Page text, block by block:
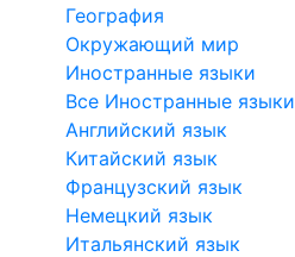
География
Окружающий мир
Иностранные языки
Все Иностранные языки
Английский язык
Китайский язык
Французский язык
Немецкий язык
Итальянский язык